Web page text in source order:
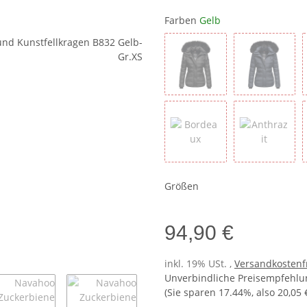
Farben Gelb
Schwarz Navy
Größen
94,90 €
inkl. 19% USt. ,
Unverbindliche
(Sie sparen 17.44%, also 20,05